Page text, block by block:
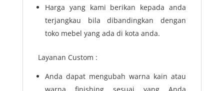
Harga yang kami berikan kepada anda
terjangkau bila dibandingkan dengan
toko mebel yang ada di kota anda.
Layanan Custom :
Anda dapat mengubah warna kain atau